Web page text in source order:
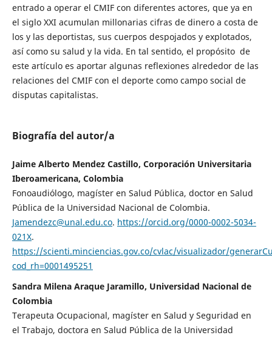
entrado a operar el CMIF con diferentes actores, que ya en
el siglo XXI acumulan millonarias cifras de dinero a costa de
los y las deportistas, sus cuerpos despojados y explotados,
así como su salud y la vida. En tal sentido, el propósito de
este artículo es aportar algunas reflexiones alrededor de las
relaciones del CMIF con el deporte como campo social de
disputas capitalistas.
Biografía del autor/a
Jaime Alberto Mendez Castillo, Corporación Universitaria
Iberoamericana, Colombia
Fonoaudiólogo, magíster en Salud Pública, doctor en Salud
Pública de la Universidad Nacional de Colombia.
Jamendezc@unal.edu.co. https://orcid.org/0000-0002-5034-
021X.
https://scienti.minciencias.gov.co/cvlac/visualizador/
cod_rh=0001495251
Sandra Milena Araque Jaramillo, Universidad Nacional de
Colombia
Terapeuta Ocupacional, magíster en Salud y Seguridad en
el Trabajo, doctora en Salud Pública de la Universidad